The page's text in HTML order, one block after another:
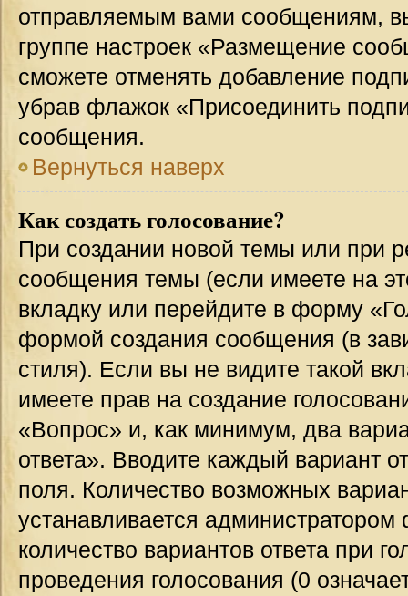
отправляемым вами сообщениям,
группе настроек «Размещение
сможете отменять добавление
убрав флажок «Присоединить
сообщения.
Вернуться наверх
Как создать голосование?
При создании новой темы или при
сообщения темы (если имеете на
вкладку или перейдите в форму
формой создания сообщения (в
стиля). Если вы не видите такой
имеете прав на создание
«Вопрос» и, как минимум, два
ответа». Вводите каждый вариант
поля. Количество возможных
устанавливается
количество вариантов ответа при
проведения голосования (0